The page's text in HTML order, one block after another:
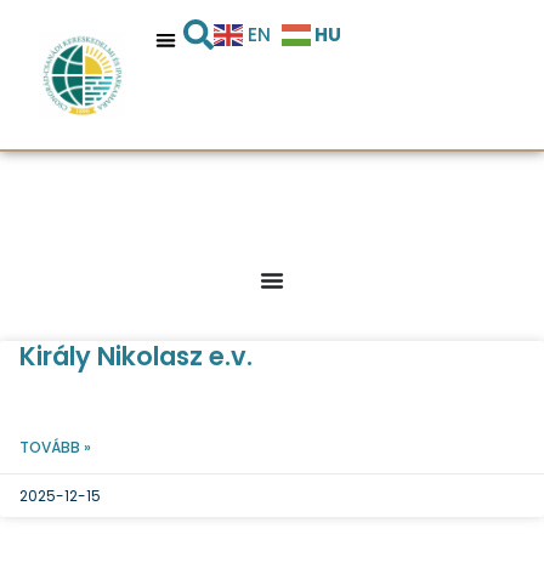
EN HU
Király Nikolasz e.v.
TOVÁBB »
2025-12-15